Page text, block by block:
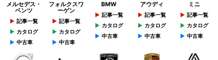
メルセデス・
ベンツ
記事一覧
カタログ
中古車
フォルクスワ
ーゲン
記事一覧
カタログ
中古車
BMW
記事一覧
カタログ
中古車
アウディ
記事一覧
カタログ
中古車
ミニ
記事一覧
カタログ
中古車